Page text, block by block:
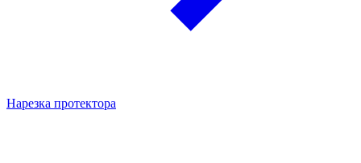
Нарезка протектора